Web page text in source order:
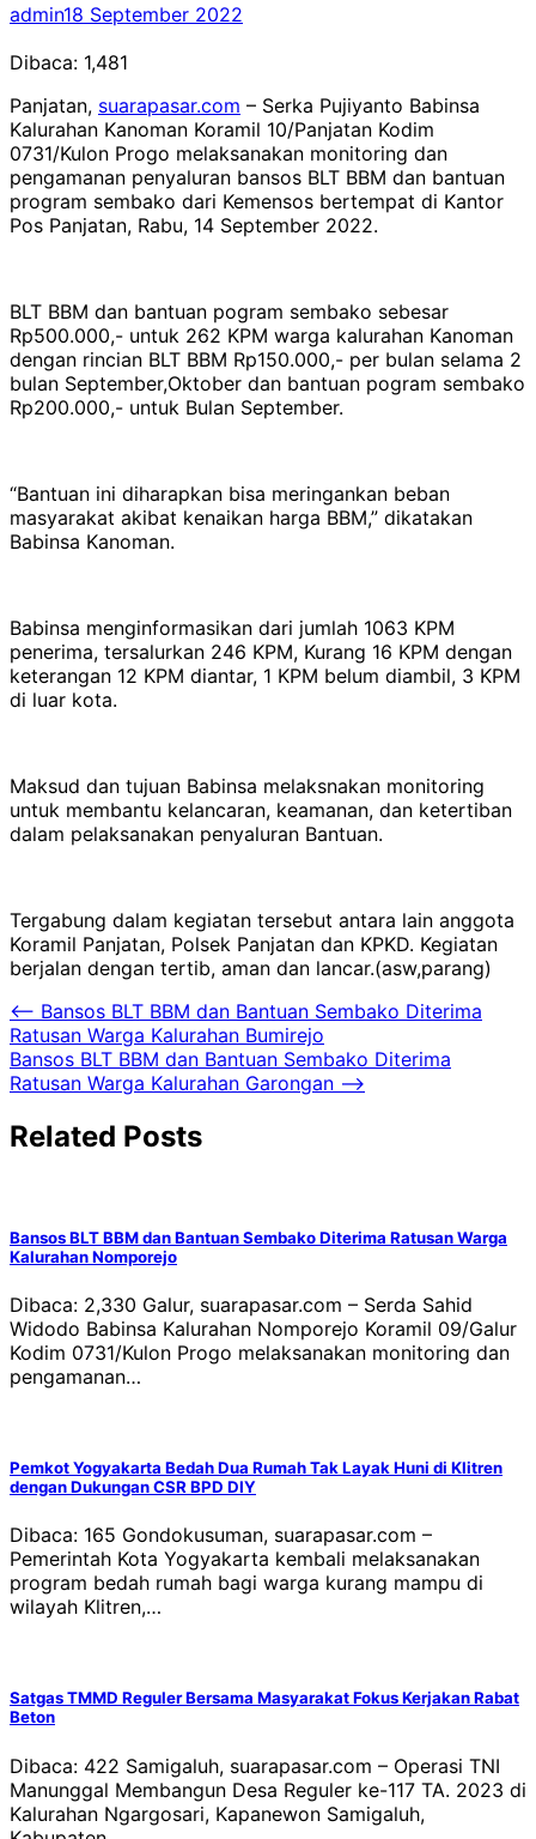
admin18 September 2022
Dibaca: 1,481
Panjatan, suarapasar.com – Serka Pujiyanto Babinsa
Kalurahan Kanoman Koramil 10/Panjatan Kodim
0731/Kulon Progo melaksanakan monitoring dan
pengamanan penyaluran bansos BLT BBM dan bantuan
program sembako dari Kemensos bertempat di Kantor
Pos Panjatan, Rabu, 14 September 2022.
BLT BBM dan bantuan pogram sembako sebesar
Rp500.000,- untuk 262 KPM warga kalurahan Kanoman
dengan rincian BLT BBM Rp150.000,- per bulan selama 2
bulan September,Oktober dan bantuan pogram sembako
Rp200.000,- untuk Bulan September.
“Bantuan ini diharapkan bisa meringankan beban
masyarakat akibat kenaikan harga BBM,” dikatakan
Babinsa Kanoman.
Babinsa menginformasikan dari jumlah 1063 KPM
penerima, tersalurkan 246 KPM, Kurang 16 KPM dengan
keterangan 12 KPM diantar, 1 KPM belum diambil, 3 KPM
di luar kota.
Maksud dan tujuan Babinsa melaksnakan monitoring
untuk membantu kelancaran, keamanan, dan ketertiban
dalam pelaksanakan penyaluran Bantuan.
Tergabung dalam kegiatan tersebut antara lain anggota
Koramil Panjatan, Polsek Panjatan dan KPKD. Kegiatan
berjalan dengan tertib, aman dan lancar.(asw,parang)
Navigasi
pos
⟵ Bansos BLT BBM dan Bantuan Sembako Diterima
Ratusan Warga Kalurahan Bumirejo
Bansos BLT BBM dan Bantuan Sembako Diterima
Ratusan Warga Kalurahan Garongan ⟶
Related Posts
Bansos BLT BBM dan Bantuan Sembako Diterima Ratusan Warga
Kalurahan Nomporejo
Dibaca: 2,330 Galur, suarapasar.com – Serda Sahid
Widodo Babinsa Kalurahan Nomporejo Koramil 09/Galur
Kodim 0731/Kulon Progo melaksanakan monitoring dan
pengamanan…
Pemkot Yogyakarta Bedah Dua Rumah Tak Layak Huni di Klitren
dengan Dukungan CSR BPD DIY
Dibaca: 165 Gondokusuman, suarapasar.com –
Pemerintah Kota Yogyakarta kembali melaksanakan
program bedah rumah bagi warga kurang mampu di
wilayah Klitren,…
Satgas TMMD Reguler Bersama Masyarakat Fokus Kerjakan Rabat
Beton
Dibaca: 422 Samigaluh, suarapasar.com – Operasi TNI
Manunggal Membangun Desa Reguler ke-117 TA. 2023 di
Kalurahan Ngargosari, Kapanewon Samigaluh,